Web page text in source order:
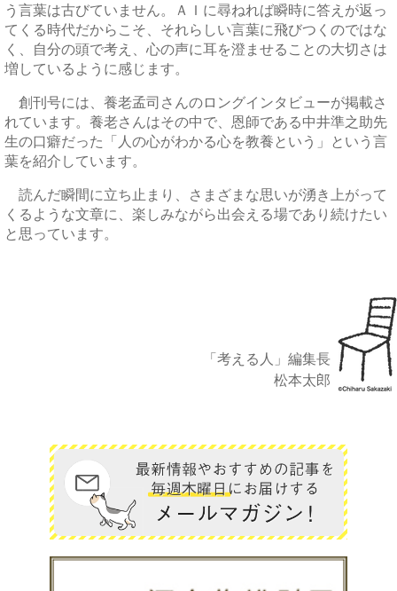
う言葉は古びていません。ＡＩに尋ねれば瞬時に答えが返っ
てくる時代だからこそ、それらしい言葉に飛びつくのではな
く、自分の頭で考え、心の声に耳を澄ませることの大切さは
増しているように感じます。
創刊号には、養老孟司さんのロングインタビューが掲載さ
れています。養老さんはその中で、恩師である中井準之助先
生の口癖だった「人の心がわかる心を教養という」という言
葉を紹介しています。
読んだ瞬間に立ち止まり、さまざまな思いが湧き上がって
くるような文章に、楽しみながら出会える場であり続けたい
と思っています。
「考える人」編集長
松本太郎